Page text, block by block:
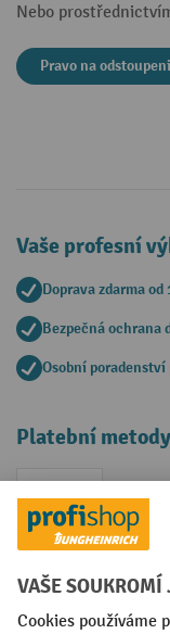
Nebo
Pravo na
Vaše profesní
Doprava zdarma od
Bezpečná ochrana
Osobní
Platební metody
Faktura
Sociální sítě
Facebook
YouTubeLinkedIn